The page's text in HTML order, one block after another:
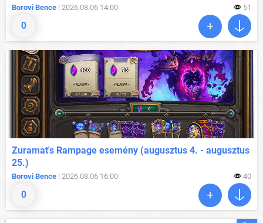
0
Borovi Bence | 2026.08.06 14:00 51
0
Zuramat's Rampage esemény (augusztus 4. - augusztus
25.)
Borovi Bence | 2026.08.06 16:00 40